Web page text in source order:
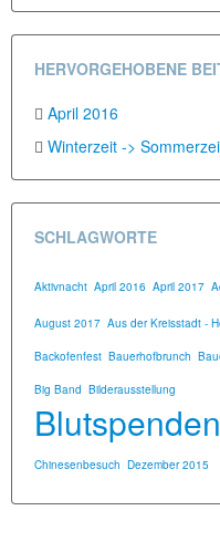
HERVORGEHOBENE
April 2016
Winterzeit ->
SCHLAGWORTE
Aktivnacht April 2016 April 2017
August 2017 Aus der Kreisstadt -
Backofenfest Bauerhofbrunch
Big Band Bilderausstellung
Chinesenbesuch Dezember 2015